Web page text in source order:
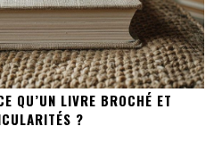
QU’UN LIVRE BROCHÉ ET
?